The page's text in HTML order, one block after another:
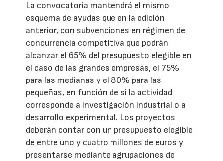
La convocatoria mantendrá el mismo
esquema de ayudas que en la edición
anterior, con subvenciones en régimen de
concurrencia competitiva que podrán
alcanzar el 65% del presupuesto elegible en
el caso de las grandes empresas, el 75%
para las medianas y el 80% para las
pequeñas, en función de si la actividad
corresponde a investigación industrial o a
desarrollo experimental. Los proyectos
deberán contar con un presupuesto elegible
de entre uno y cuatro millones de euros y
presentarse mediante agrupaciones de